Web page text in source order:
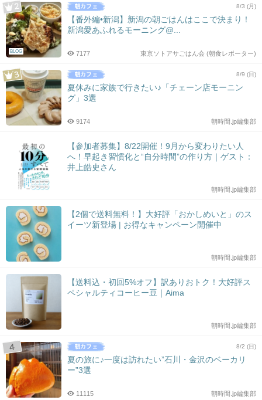
BLOG
8/3 (月)
【番外編•新潟】新潟の朝ごはんはここで決まり！
新潟愛あふれるモーニング@...
東京ソトアサごはん会 (朝食レポーター)
7177
8/9 (日)
夏休みに家族で行きたい♪「チェーン店モーニン
グ」3選
朝時間.jp編集部
9174
【参加者募集】8/22開催！9月から変わりたい人
へ！早起き習慣化と“自分時間”の作り方｜ゲスト：
井上皓史さん
朝時間.jp編集部
【2個で送料無料！】大好評「おかしめいと」のス
イーツ新登場 | お得なキャンペーン開催中
朝時間.jp編集部
【送料込・初回5%オフ】訳ありおトク！大好評ス
ペシャルティコーヒー豆｜Aima
朝時間.jp編集部
8/2 (日)
夏の旅に♪一度は訪れたい”石川・金沢のベーカリ
ー”3選
朝時間.jp編集部
11115